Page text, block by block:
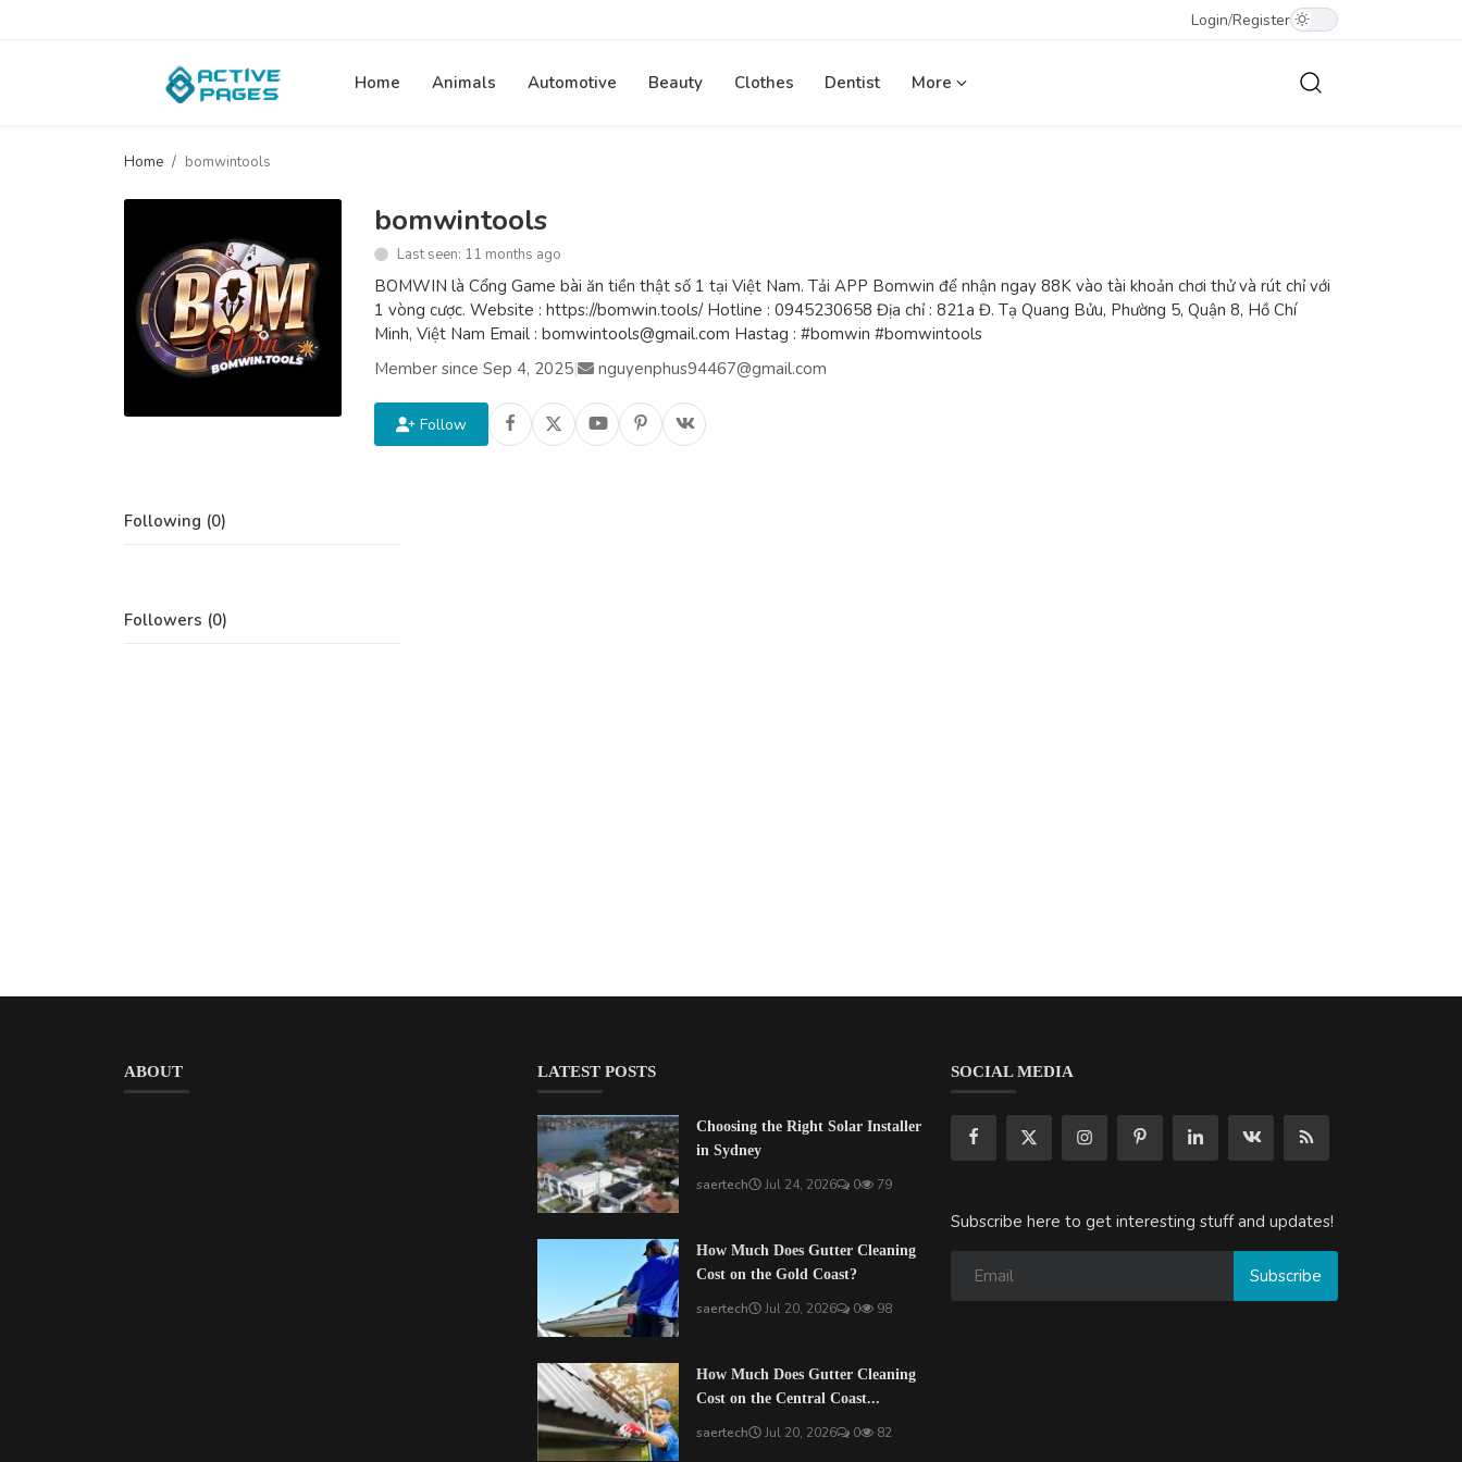
Login/Register
Home Animals Automotive Beauty Clothes Dentist More
Home bomwintools
bomwintools
Last seen: 11 months ago
BOMWIN là Cổng Game bài ăn tiền thật số 1 tại Việt Nam. Tải APP Bomwin để nhận ngay 88K vào tài khoản chơi thử và rút chỉ với
1 vòng cược. Website : https://bomwin.tools/ Hotline : 0945230658 Địa chỉ : 821a Đ. Tạ Quang Bửu, Phường 5, Quận 8, Hồ Chí
Minh, Việt Nam Email : bomwintools@gmail.com Hastag : #bomwin #bomwintools
Member since Sep 4, 2025| nguyenphus94467@gmail.com
Follow
Following (0)
Followers (0)
ABOUT LATEST POSTS
Choosing the Right Solar Installer
in Sydney
saertech Jul 24, 2026 0 79
How Much Does Gutter Cleaning
Cost on the Gold Coast?
saertech Jul 20, 2026 0 98
How Much Does Gutter Cleaning
Cost on the Central Coast...
saertech Jul 20, 2026 0 82
SOCIAL MEDIA
Subscribe here to get interesting stuff and updates!
Subscribe